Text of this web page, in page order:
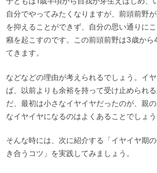
自分でやってみたくなりますが、前頭前野
を抑えることができず、自分の思い通りに
癪を起こすのです。この前頭前野は3歳から
てきます。
などなどの理由が考えられるでしょう。イ
ば、以前よりも余裕を持って受け止められ
だ、最初は小さなイヤイヤだったのが、親
なイヤイヤになるのはよくあることでしょう
そんな時には、次に紹介する「イヤイヤ期
き合うコツ」を実践してみましょう。